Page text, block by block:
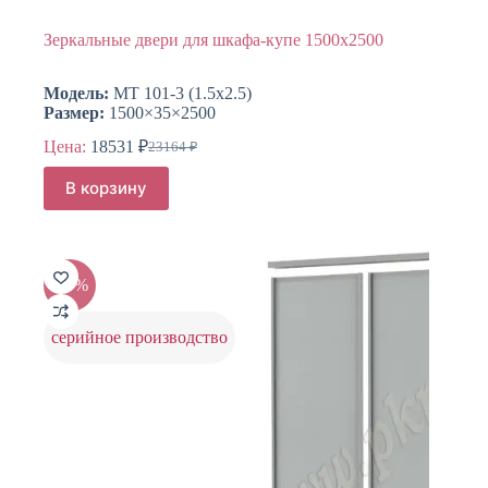
Зеркальные двери для шкафа-купе 1500х2500
Модель: МТ 101-3 (1.5х2.5)
Размер: 1500×35×2500
Цена:
23164₽
Первоначальная
цена
составляла
23164 ₽.
18531 ₽Текущая
цена:
18531 ₽.
В корзину
-20%
серийное производство